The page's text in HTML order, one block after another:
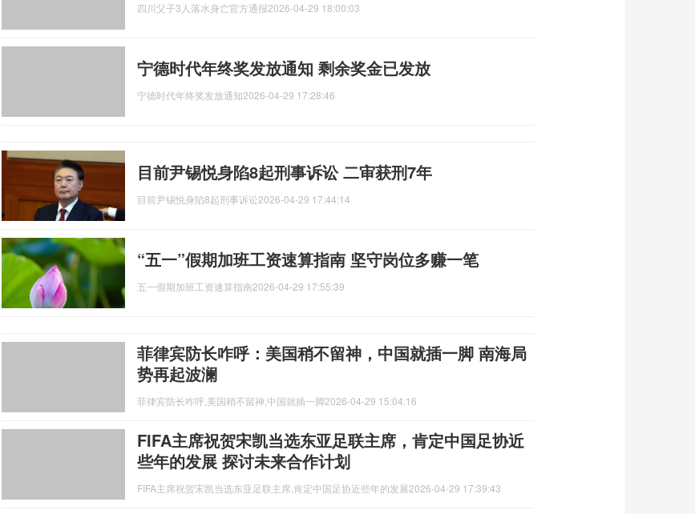
四川父子3人落水身亡官方通报2026-04-29 18:00:03
宁德时代年终奖发放通知 剩余奖金已发放
宁德时代年终奖发放通知2026-04-29 17:28:46
目前尹锡悦身陷8起刑事诉讼 二审获刑7年
目前尹锡悦身陷8起刑事诉讼2026-04-29 17:44:14
“五一”假期加班工资速算指南 坚守岗位多赚一笔
五一假期加班工资速算指南2026-04-29 17:55:39
菲律宾防长咋呼：美国稍不留神，中国就插一脚 南海局
势再起波澜
菲律宾防长咋呼,美国稍不留神,中国就插一脚2026-04-29 15:04:16
FIFA主席祝贺宋凯当选东亚足联主席，肯定中国足协近
些年的发展 探讨未来合作计划
FIFA主席祝贺宋凯当选东亚足联主席,肯定中国足协近些年的发展2026-04-29 17:39:43